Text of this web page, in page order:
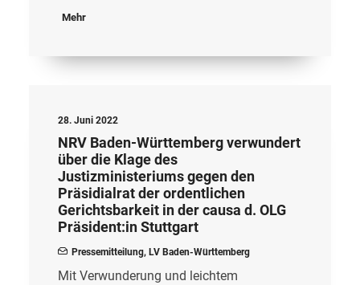
Mehr
28. Juni 2022
NRV Baden-Württemberg verwundert
über die Klage des
Justizministeriums gegen den
Präsidialrat der ordentlichen
Gerichtsbarkeit in der causa d. OLG
Präsident:in Stuttgart
Pressemitteilung, LV Baden-Württemberg
Mit Verwunderung und leichtem